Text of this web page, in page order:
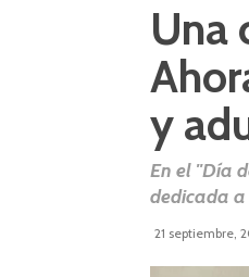
Una
y
En el "Día
dedicada
21 septiembre,